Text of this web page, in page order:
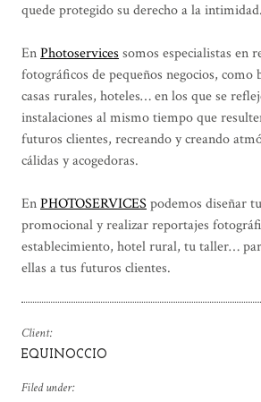
quede protegido su derecho a la intimidad.
EnPhotoservicessomos especialistas en
fotográficos de pequeños negocios, como
casas rurales, hoteles… en los que se
instalaciones al mismo tiempo que
futuros clientes, recreando y creando
cálidas y acogedoras.
EnPHOTOSERVICESpodemos diseñar
promocional y realizar reportajes
establecimiento, hotel rural, tu taller…
ellas a tus futuros clientes.
Client:
EQUINOCCIO
Filed under: